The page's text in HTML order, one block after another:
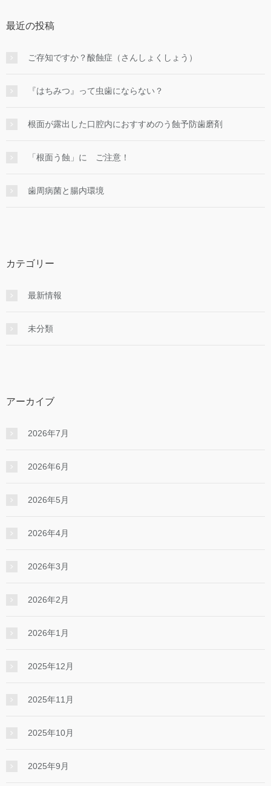
最近の投稿
ご存知ですか？酸蝕症（さんしょくしょう）
『はちみつ』って虫歯にならない？
根面が露出した口腔内におすすめのう蝕予防歯磨剤
「根面う蝕」に ご注意！
歯周病菌と腸内環境
カテゴリー
最新情報
未分類
アーカイブ
2026年7月
2026年6月
2026年5月
2026年4月
2026年3月
2026年2月
2026年1月
2025年12月
2025年11月
2025年10月
2025年9月